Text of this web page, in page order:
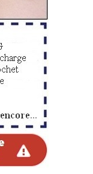
avant côté
utilisez votre
est
à atteindre le
plus
mon
dans le
si j’utilisais un